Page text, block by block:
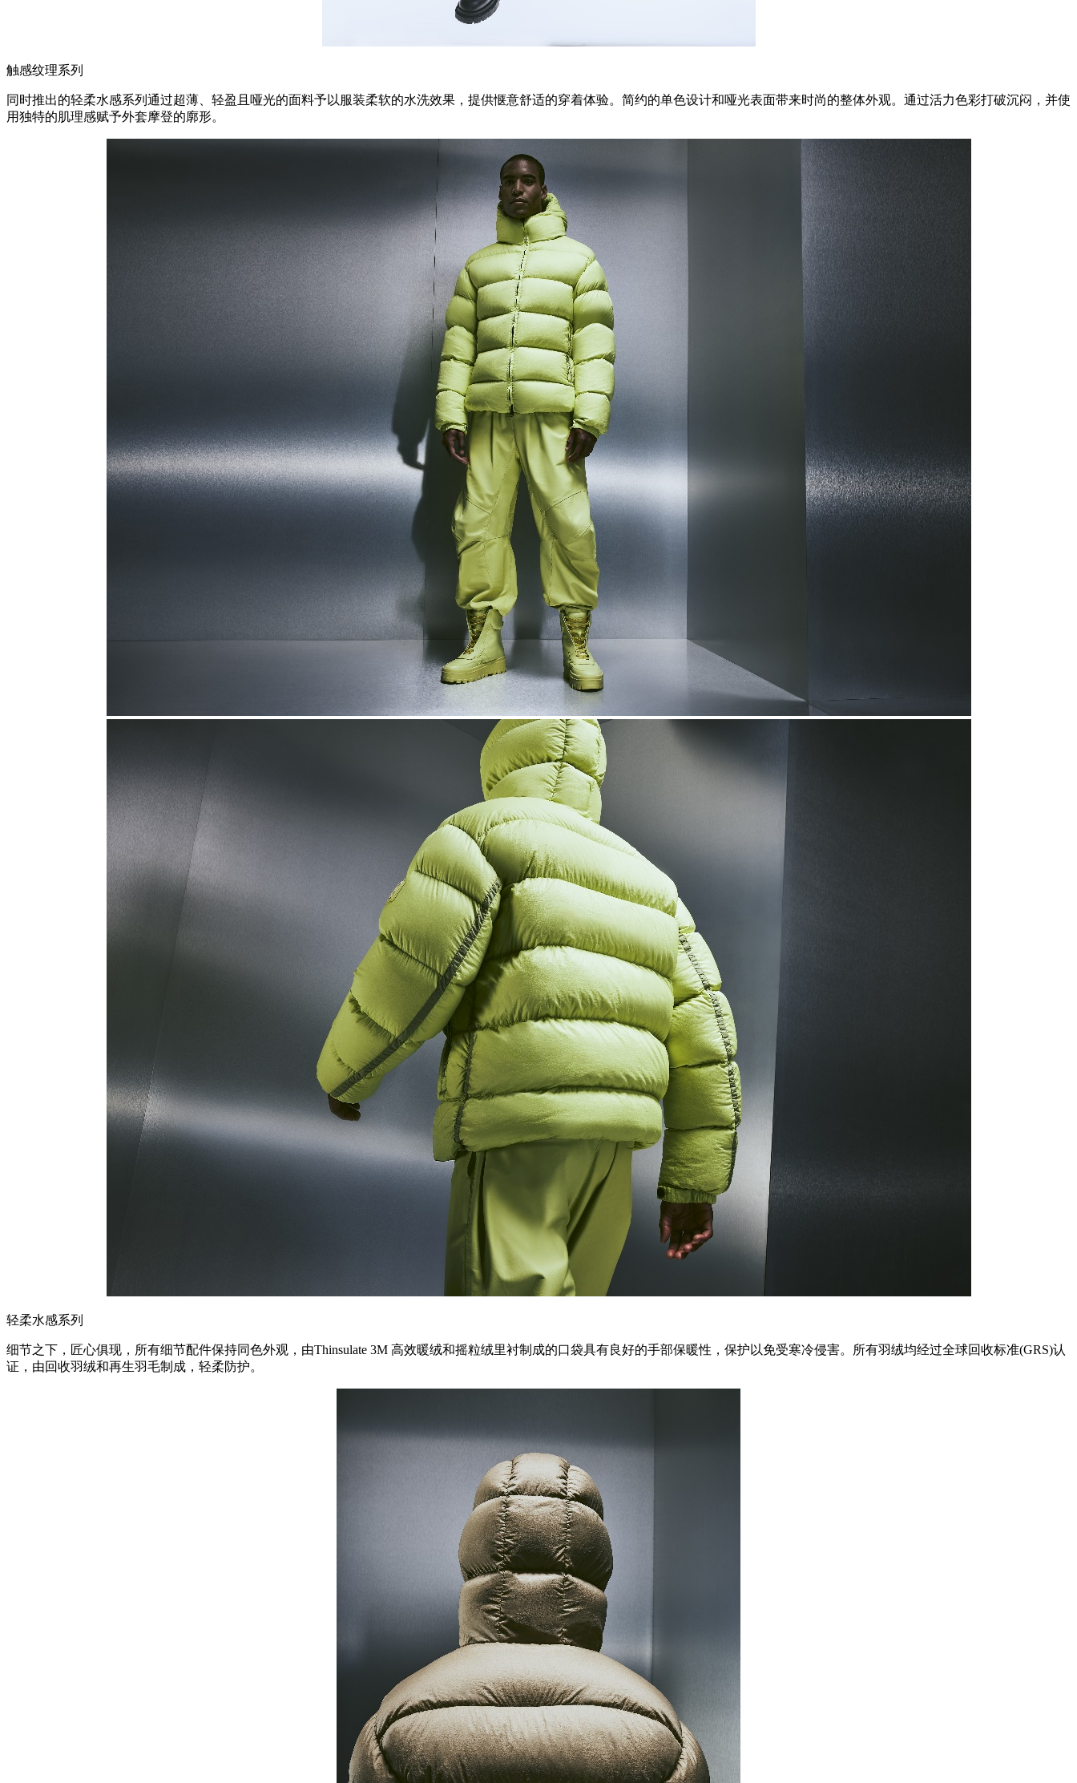
触感纹理系列
同时推出的轻柔水感系列通过超薄、轻盈且哑光的面料予以服装柔软的水洗效果，提供惬意舒适的穿着体验。简约的单色设计和哑光表面带来时尚的整体外观。通过活力色彩打破沉闷，并使
用独特的肌理感赋予外套摩登的廓形。
轻柔水感系列
细节之下，匠心俱现，所有细节配件保持同色外观，由Thinsulate 3M 高效暖绒和摇粒绒里衬制成的口袋具有良好的手部保暖性，保护以免受寒冷侵害。所有羽绒均经过全球回收标准(GRS)认
证，由回收羽绒和再生羽毛制成，轻柔防护。